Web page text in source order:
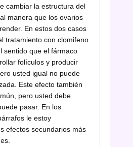
cambiar la estructura del
manera que los ovarios
En estos dos casos
tratamiento con clomifeno
sentido que el fármaco
folículos y producir
usted igual no puede
Este efecto también
pero usted debe
pasar. En los
le estoy
efectos secundarios más